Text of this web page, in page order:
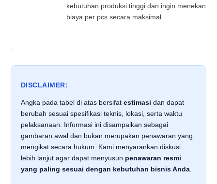
kebutuhan produksi tinggi dan ingin menekan
biaya per pcs secara maksimal.
DISCLAIMER:
Angka pada tabel di atas bersifat estimasi dan dapat
berubah sesuai spesifikasi teknis, lokasi, serta waktu
pelaksanaan. Informasi ini disampaikan sebagai
gambaran awal dan bukan merupakan penawaran yang
mengikat secara hukum. Kami menyarankan diskusi
lebih lanjut agar dapat menyusun penawaran resmi
yang paling sesuai dengan kebutuhan bisnis Anda.